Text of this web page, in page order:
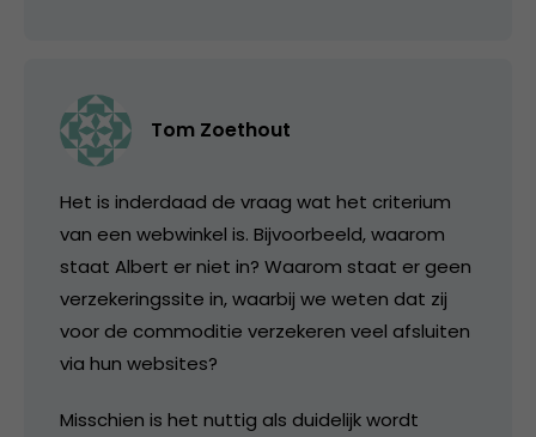
Tom Zoethout
Het is inderdaad de vraag wat het criterium
van een webwinkel is. Bijvoorbeeld, waarom
staat Albert er niet in? Waarom staat er geen
verzekeringssite in, waarbij we weten dat zij
voor de commoditie verzekeren veel afsluiten
via hun websites?
Misschien is het nuttig als duidelijk wordt